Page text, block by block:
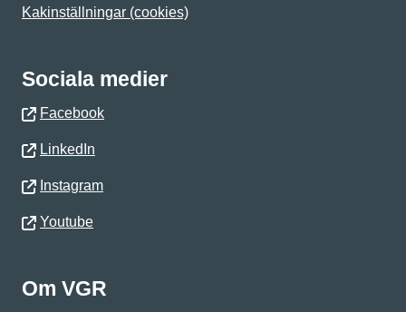
Kakinställningar (cookies)
Sociala medier
Facebook
LinkedIn
Instagram
Youtube
Om VGR